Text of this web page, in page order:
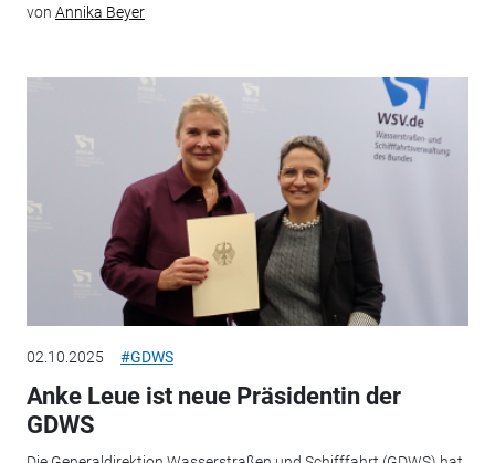
von Annika Beyer
02.10.2025 #GDWS
Anke Leue ist neue Präsidentin der
GDWS